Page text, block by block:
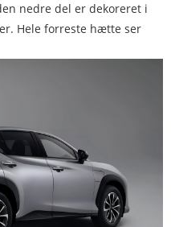
nedre del er dekoreret i
Hele forreste hætte ser